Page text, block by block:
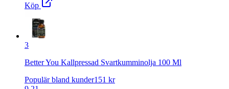
Köp
3
Better You Kallpressad Svartkumminolja 100 Ml
Populär bland kunder151 kr